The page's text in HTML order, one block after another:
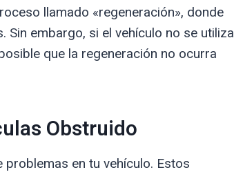
llamado «regeneración», donde
embargo, si el vehículo no se utiliza
que la regeneración no ocurra
Obstruido
en tu vehículo. Estos